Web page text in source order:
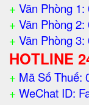
+ Văn Phòng
+ Văn Phòng
+ Văn Phòng
HOTLINE
+ Mã Số Thuế:
+ WeChat ID: